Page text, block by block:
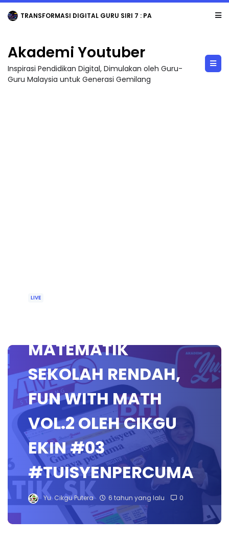
TRANSFORMASI DIGITAL GURU SIRI 7 : PAHLAWAN DIGITAL PENYELAMAT DUNIA
Akademi Youtuber
Inspirasi Pendidikan Digital, Dimulakan oleh Guru-
Guru Malaysia untuk Generasi Gemilang
LIVE
MATEMATIK
SEKOLAH RENDAH,
FUN WITH MATH
VOL.2 OLEH CIKGU
EKIN #03
#TUISYENPERCUMA
Yu. Cikgu Putera 6 tahun yang lalu 0